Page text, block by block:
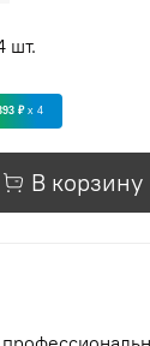
шт.
₽ x 4
В корзину